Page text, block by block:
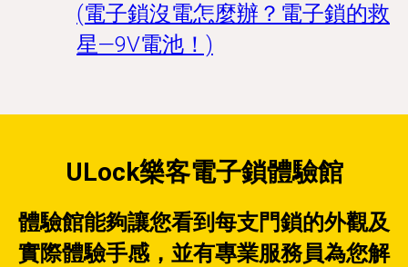
(電子鎖沒電怎麼辦？電子鎖的救
星—9V電池！)
ULock樂客電子鎖體驗館
體驗館能夠讓您看到每支門鎖的外觀及
實際體驗手感，並有專業服務員為您解